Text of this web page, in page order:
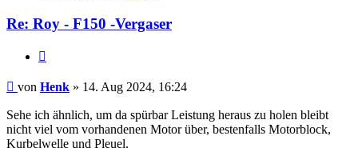
Re: Roy - F150 -Vergaser
Beitrag
von Henk » 14. Aug 2024, 16:24
Sehe ich ähnlich, um da spürbar Leistung heraus zu holen bleibt
nicht viel vom vorhandenen Motor über, bestenfalls Motorblock,
Kurbelwelle und Pleuel.